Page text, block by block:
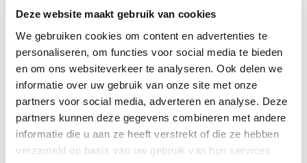
Deze website maakt gebruik van cookies
We gebruiken cookies om content en advertenties te
personaliseren, om functies voor social media te bieden
en om ons websiteverkeer te analyseren. Ook delen we
informatie over uw gebruik van onze site met onze
partners voor social media, adverteren en analyse. Deze
partners kunnen deze gegevens combineren met andere
informatie die u aan ze heeft verstrekt of die ze hebben
verzameld op basis van uw gebruik van hun services.
Bevestig uw isolatieplaten gemakkelijk en snel doormiddel van
deze isolatie- schroeven in combinatie met de daarvoor
bestemde Steelies® isolatie-onderlegplaatjes.
Omschrijving Specificaties Recent bekeken
log in voor prijs
Laagste prijsin Nederland én België!